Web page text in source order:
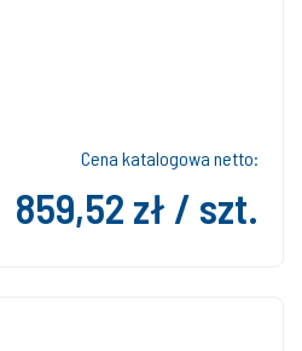
Cena katalogowa netto:
859,52 zł / szt.